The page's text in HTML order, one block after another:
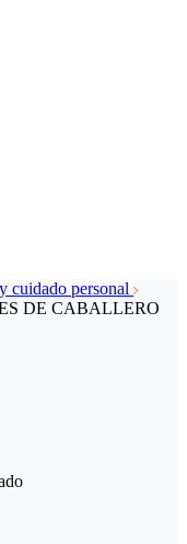
cuidado personal
DE CABALLERO